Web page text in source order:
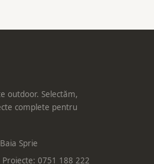
outdoor. Selectăm,
complete pentru
Sprie
0751 188 222